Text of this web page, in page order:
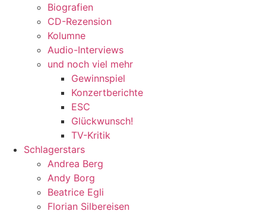
Biografien
CD-Rezension
Kolumne
Audio-Interviews
und noch viel mehr
Gewinnspiel
Konzertberichte
ESC
Glückwunsch!
TV-Kritik
Schlagerstars
Andrea Berg
Andy Borg
Beatrice Egli
Florian Silbereisen